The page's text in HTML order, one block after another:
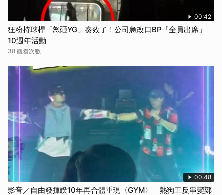
00:42
狂粉持球桿「怒砸YG」奏效了！公司急改口BP「全員出席」
10週年活動
38 觀看次數
00:48
影音／自由發揮睽10年再合體重現〈GYM〉 熱狗王反串變鄭